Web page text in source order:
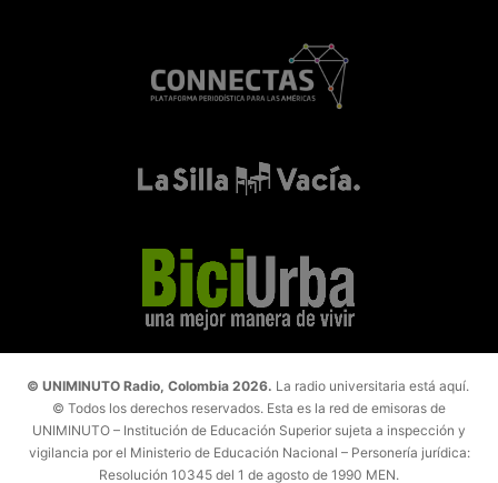
© UNIMINUTO Radio, Colombia 2026. La radio universitaria está aquí.
© Todos los derechos reservados. Esta es la red de emisoras de
UNIMINUTO – Institución de Educación Superior sujeta a inspección y
vigilancia por el Ministerio de Educación Nacional – Personería jurídica:
Resolución 10345 del 1 de agosto de 1990 MEN.